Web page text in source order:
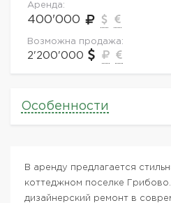
Аренда:
400'000
Возможна продажа:
2'200'000
Особенности
В аренду предлагается
коттеджном поселке
дизайнерский ремонт в